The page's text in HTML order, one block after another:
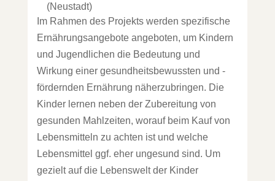
(Neustadt)
Im Rahmen des Projekts werden spezifische
Ernährungsangebote angeboten, um Kindern
und Jugendlichen die Bedeutung und
Wirkung einer gesundheitsbewussten und -
fördernden Ernährung näherzubringen. Die
Kinder lernen neben der Zubereitung von
gesunden Mahlzeiten, worauf beim Kauf von
Lebensmitteln zu achten ist und welche
Lebensmittel ggf. eher ungesund sind. Um
gezielt auf die Lebenswelt der Kinder